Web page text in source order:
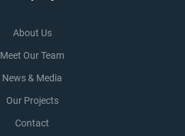
About Us
Meet Our Team
News & Media
Our Projects
Contact